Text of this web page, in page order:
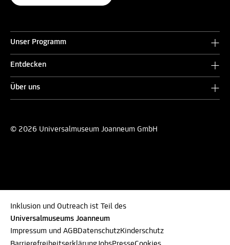
Unser Programm
Entdecken
Über uns
© 2026 Universalmuseum Joanneum GmbH
Inklusion und Outreach ist Teil des
Universalmuseums Joanneum
Impressum und AGBDatenschutzKinderschutz